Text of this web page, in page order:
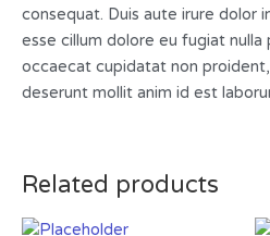
consequat. Duis aute irure dolor
esse cillum dolore eu fugiat
occaecat cupidatat non
deserunt mollit anim id est
Related products